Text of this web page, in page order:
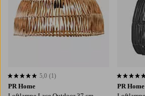
PR Home
5,0 baseret på 1 bedømmelser
5,0 (1)
PR Home
5,0